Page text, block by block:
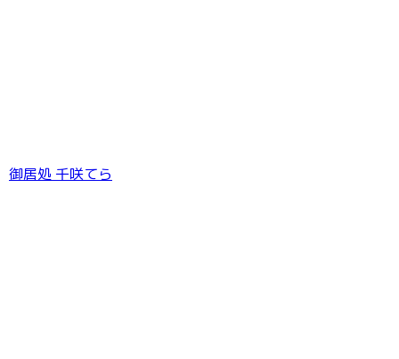
御居処 千咲てら